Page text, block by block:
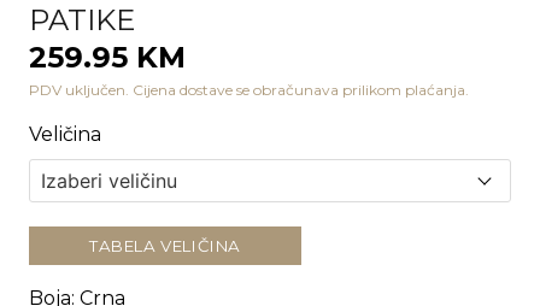
PATIKE
259.95 KM
PDV uključen. Cijena dostave se obračunava prilikom plaćanja.
Veličina
TABELA VELIČINA
Boja: Crna